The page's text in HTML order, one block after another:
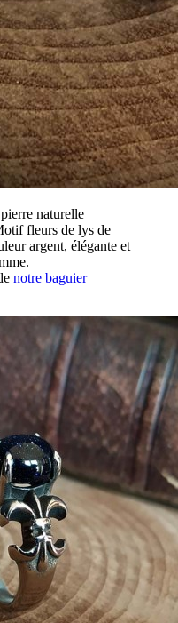
naturelle
fleurs de lys de
argent, élégante et
notre baguier